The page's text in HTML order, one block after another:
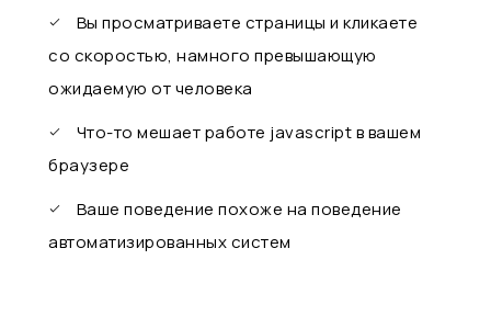
Вы просматриваете страницы и кликаете
со скоростью, намного превышающую
ожидаемую от человека
Что-то мешает работе javascript в вашем
браузере
Ваше поведение похоже на поведение
автоматизированных систем